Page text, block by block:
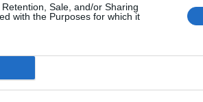
Sale, and/or Sharing
with the Purposes for which it
obóz koncentracyjny. Chodzi dokładnie o
charkowskim, w rejonie wołczańskim.
fryer tańszy aż o 150 zł, a to dopiero